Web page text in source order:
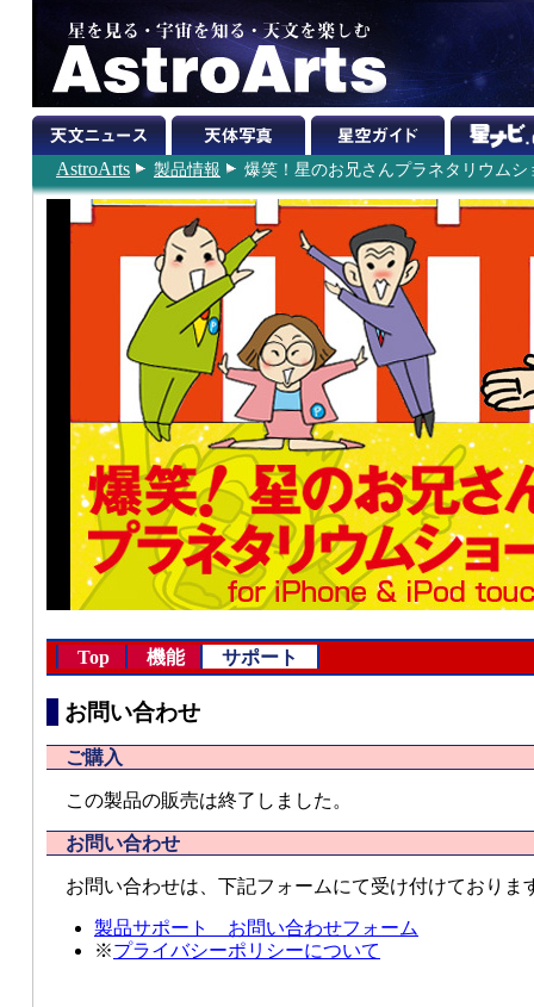
AstroArts 製品情報 爆笑！星のお兄さんプラネタリウムシ
Top 機能 サポート
お問い合わせ
ご購入
この製品の販売は終了しました。
お問い合わせ
お問い合わせは、下記フォームにて受け付けておりま
製品サポート お問い合わせフォーム
※プライバシーポリシーについて